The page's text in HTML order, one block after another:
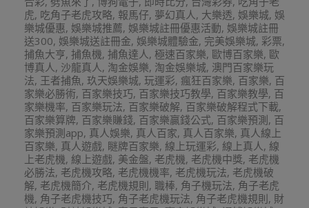
虎, 吃角子老虎攻略, 報馬仔, 夢幻真人, 大樂透, 娛樂城, 娛
樂城優惠, 娛樂城推薦, 娛樂城註冊優惠活動, 娛樂城註冊
送300, 娛樂城送註冊金, 娛樂城體驗金, 完美娛樂城, 彩票,
捕魚大亨, 捕魚機, 捕魚達人, 極速百家樂, 歐博百家樂, 歐
博真人, 沙龍真人, 淘金娛樂, 淘金娛樂城, 澳門百家樂玩
法, 王者捕魚, 玖天娛樂城, 玩運彩, 瘋狂百家樂, 百家樂, 百
家樂必勝術, 百家樂技巧, 百家樂技巧教學, 百家樂教學, 百
家樂機率, 百家樂玩法, 百家樂破解, 百家樂破解程式下載,
百家樂算牌, 百家樂賺錢, 百家樂贏錢公式, 百家樂預測 , 百
家樂預測app, 真人娛樂, 真人百家, 真人百家樂, 真人線上
百家樂, 真人遊戲, 瞇牌百家樂, 線上玩運彩, 線上真人, 線
上老虎機, 線上遊戲, 美金盤, 老虎機, 老虎機中獎, 老虎機
必勝法, 老虎機攻略, 老虎機機率, 老虎機玩法, 老虎機破
解, 老虎機簡介, 老虎機規則, 職棒, 角子機玩法, 角子老虎
機, 角子老虎機技巧, 角子老虎機玩法, 角子老虎機規則, 財